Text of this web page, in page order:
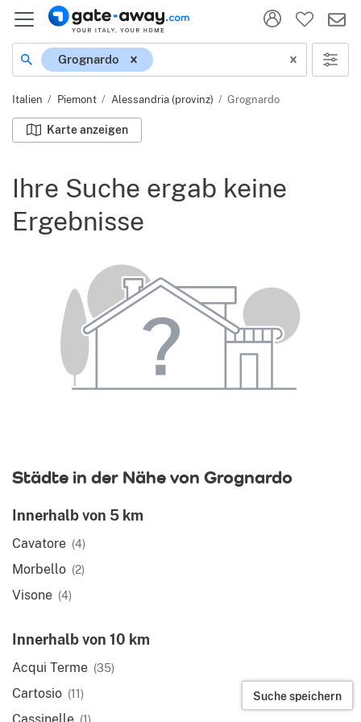
Ort
Grognardo
Italien Piemont Alessandria (provinz) Grognardo
Karte anzeigen
Ihre Suche ergab keine
Ergebnisse
Städte in der Nähe von Grognardo
Innerhalb von 5 km
Cavatore (4)
Morbello (2)
Visone (4)
Innerhalb von 10 km
Acqui Terme (35)
Cartosio (11)
(1)
Suche speichern